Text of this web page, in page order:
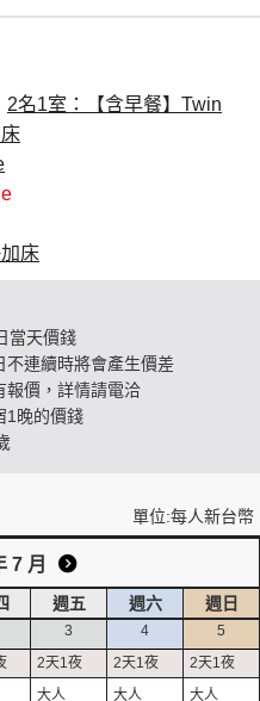
2名1室：【含早餐】Twin
床
當天價錢
不連續時將會產生價差
報價，詳情請電洽
1晚的價錢
單位:每人新台幣
7 月
週五 週六 週日
3 4 5